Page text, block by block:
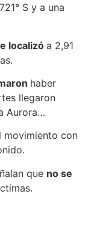
S y a una
localizó a 2,91
haber
llegaron
Aurora…
movimiento con
que no se